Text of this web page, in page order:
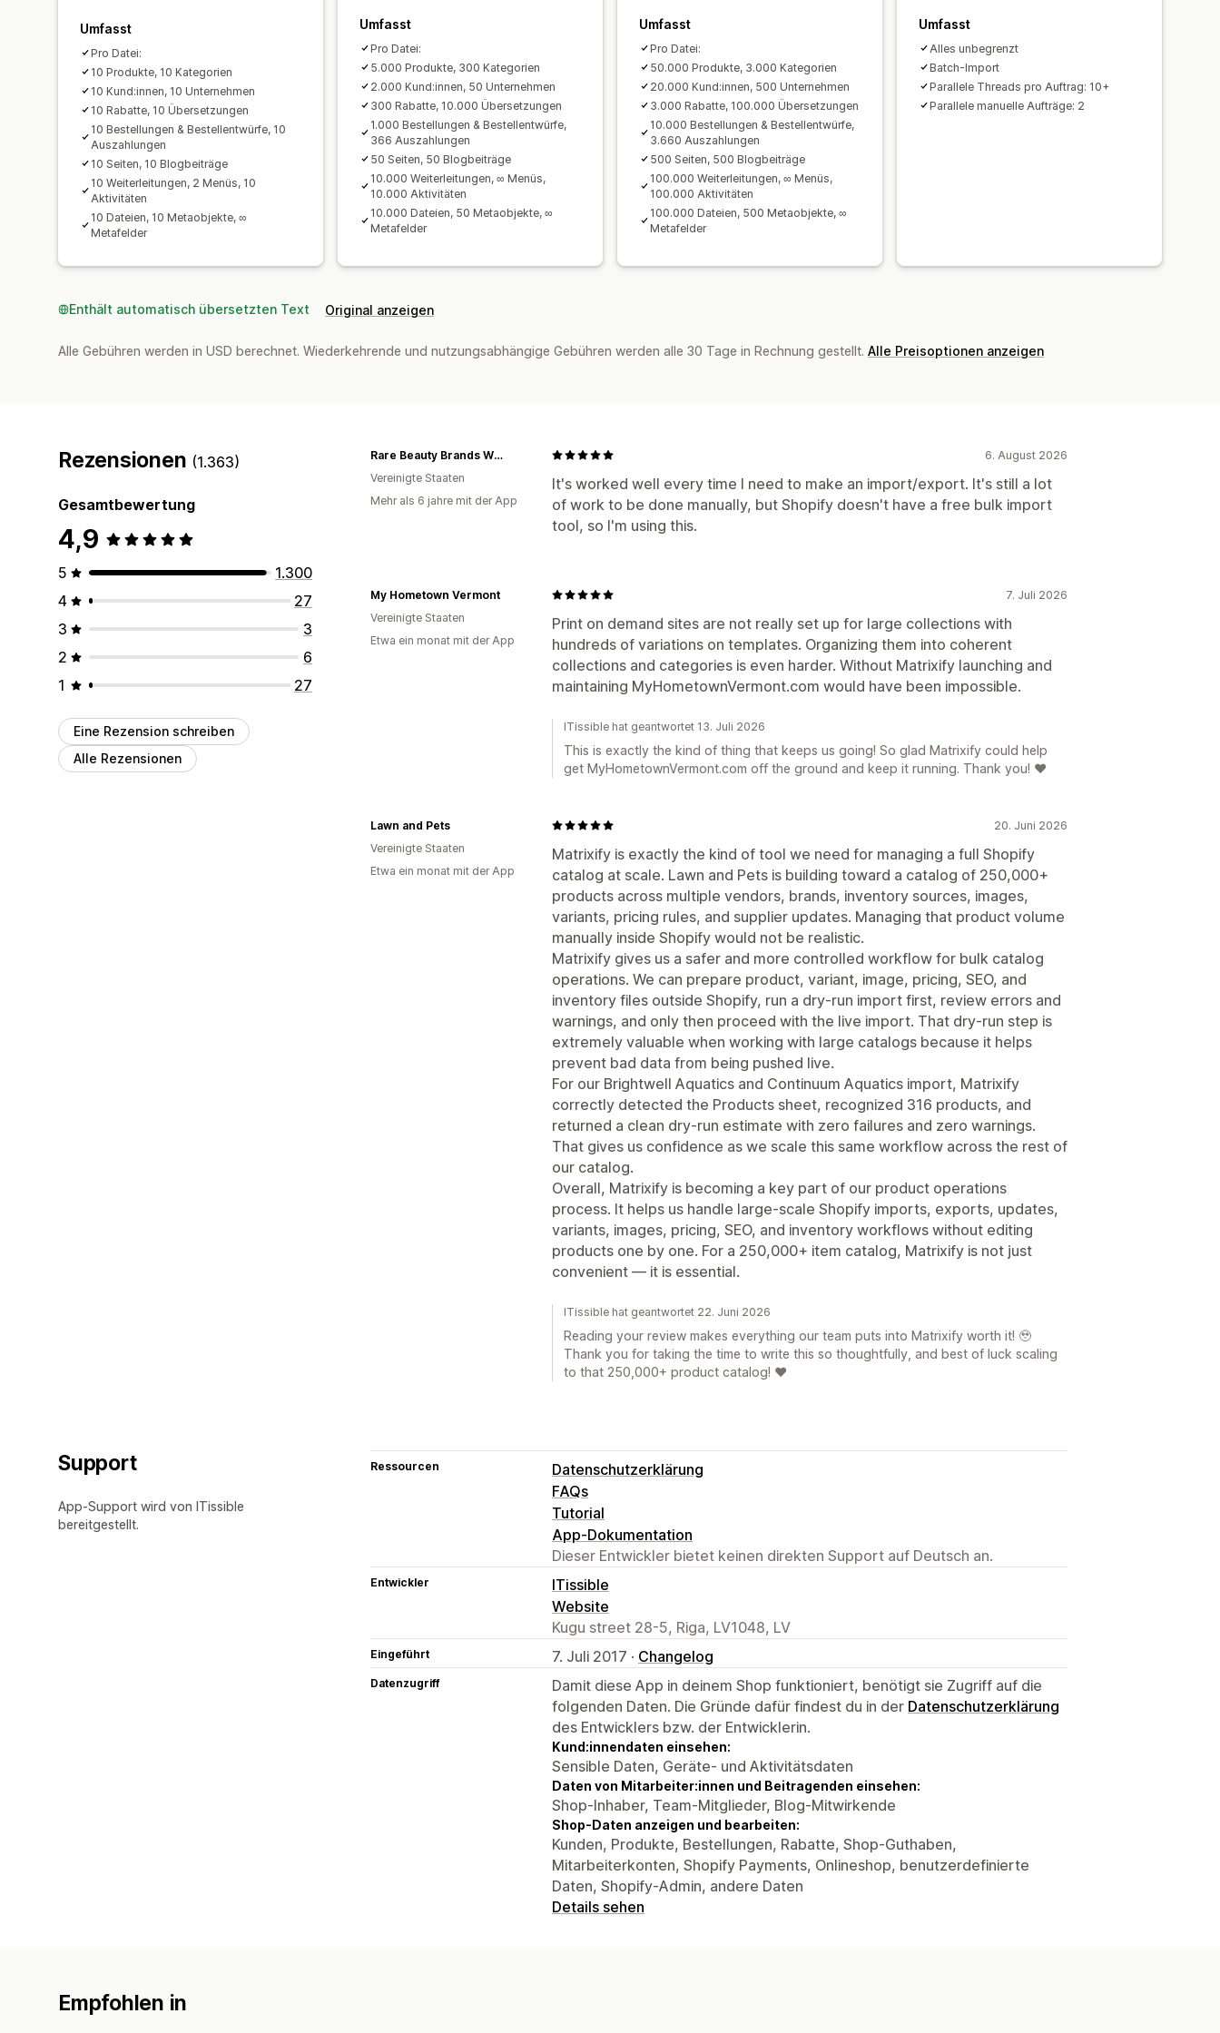
Umfasst
Pro Datei:
10 Produkte, 10 Kategorien
10 Kund:innen, 10 Unternehmen
10 Rabatte, 10 Übersetzungen
10 Bestellungen & Bestellentwürfe, 10
Auszahlungen
10 Seiten, 10 Blogbeiträge
10 Weiterleitungen, 2 Menüs, 10
Aktivitäten
10 Dateien, 10 Metaobjekte, ∞
Metafelder
Umfasst
Pro Datei:
5.000 Produkte, 300 Kategorien
2.000 Kund:innen, 50 Unternehmen
300 Rabatte, 10.000 Übersetzungen
1.000 Bestellungen & Bestellentwürfe,
366 Auszahlungen
50 Seiten, 50 Blogbeiträge
10.000 Weiterleitungen, ∞ Menüs,
10.000 Aktivitäten
10.000 Dateien, 50 Metaobjekte, ∞
Metafelder
Umfasst
Pro Datei:
50.000 Produkte, 3.000 Kategorien
20.000 Kund:innen, 500 Unternehmen
3.000 Rabatte, 100.000 Übersetzungen
10.000 Bestellungen & Bestellentwürfe,
3.660 Auszahlungen
500 Seiten, 500 Blogbeiträge
100.000 Weiterleitungen, ∞ Menüs,
100.000 Aktivitäten
100.000 Dateien, 500 Metaobjekte, ∞
Metafelder
Umfasst
Alles unbegrenzt
Batch-Import
Parallele Threads pro Auftrag: 10+
Parallele manuelle Aufträge: 2
Enthält automatisch übersetzten Text Original anzeigen
Alle Gebühren werden in USD berechnet. Wiederkehrende und nutzungsabhängige Gebühren werden alle 30 Tage in Rechnung gestellt. Alle Preisoptionen anzeigen
Rezensionen (1.363)
Gesamtbewertung
4,9
5
1.300
4
27
3
3
2
6
1
27
Eine Rezension schreiben
Alle Rezensionen
6. August 2026
It's worked well every time I need to make an import/export. It's still a lot
of work to be done manually, but Shopify doesn't have a free bulk import
tool, so I'm using this.
Rare Beauty Brands Wholesale
Vereinigte Staaten
Mehr als 6 jahre mit der App
7. Juli 2026
Print on demand sites are not really set up for large collections with
hundreds of variations on templates. Organizing them into coherent
collections and categories is even harder. Without Matrixify launching and
maintaining MyHometownVermont.com would have been impossible.
My Hometown Vermont
Vereinigte Staaten
Etwa ein monat mit der App
ITissible hat geantwortet 13. Juli 2026
This is exactly the kind of thing that keeps us going! So glad Matrixify could help
get MyHometownVermont.com off the ground and keep it running. Thank you! ❤️
20. Juni 2026
Matrixify is exactly the kind of tool we need for managing a full Shopify
catalog at scale. Lawn and Pets is building toward a catalog of 250,000+
products across multiple vendors, brands, inventory sources, images,
variants, pricing rules, and supplier updates. Managing that product volume
manually inside Shopify would not be realistic.
Matrixify gives us a safer and more controlled workflow for bulk catalog
operations. We can prepare product, variant, image, pricing, SEO, and
inventory files outside Shopify, run a dry-run import first, review errors and
warnings, and only then proceed with the live import. That dry-run step is
extremely valuable when working with large catalogs because it helps
prevent bad data from being pushed live.
For our Brightwell Aquatics and Continuum Aquatics import, Matrixify
correctly detected the Products sheet, recognized 316 products, and
returned a clean dry-run estimate with zero failures and zero warnings.
That gives us confidence as we scale this same workflow across the rest of
our catalog.
Overall, Matrixify is becoming a key part of our product operations
process. It helps us handle large-scale Shopify imports, exports, updates,
variants, images, pricing, SEO, and inventory workflows without editing
products one by one. For a 250,000+ item catalog, Matrixify is not just
convenient — it is essential.
Lawn and Pets
Vereinigte Staaten
Etwa ein monat mit der App
ITissible hat geantwortet 22. Juni 2026
Reading your review makes everything our team puts into Matrixify worth it! 🥹
Thank you for taking the time to write this so thoughtfully, and best of luck scaling
to that 250,000+ product catalog! ❤️
Support
App-Support wird von ITissible
bereitgestellt.
Ressourcen
Datenschutzerklärung
FAQs
Tutorial
App-Dokumentation
Dieser Entwickler bietet keinen direkten Support auf Deutsch an.
Entwickler
ITissible
Website
Kugu street 28-5, Riga, LV1048, LV
Eingeführt 7. Juli 2017 · Changelog
Datenzugriff
Damit diese App in deinem Shop funktioniert, benötigt sie Zugriff auf die
folgenden Daten. Die Gründe dafür findest du in der Datenschutzerklärung
des Entwicklers bzw. der Entwicklerin.
Kund:innendaten einsehen:
Sensible Daten, Geräte- und Aktivitätsdaten
Daten von Mitarbeiter:innen und Beitragenden einsehen:
Shop-Inhaber, Team-Mitglieder, Blog-Mitwirkende
Shop-Daten anzeigen und bearbeiten:
Kunden, Produkte, Bestellungen, Rabatte, Shop-Guthaben,
Mitarbeiterkonten, Shopify Payments, Onlineshop, benutzerdefinierte
Daten, Shopify-Admin, andere Daten
Details sehen
Empfohlen in